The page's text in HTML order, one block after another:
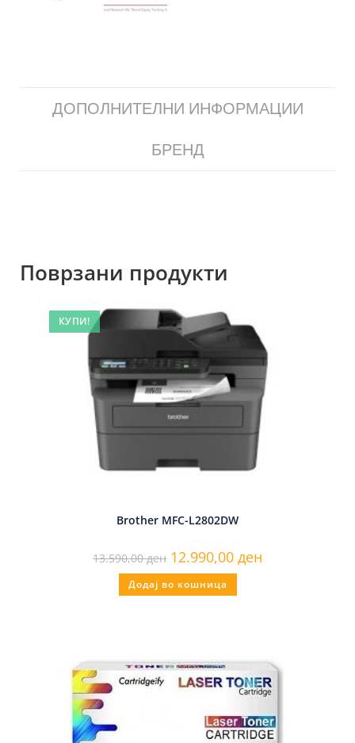
ДОПОЛНИТЕЛНИ ИНФОРМАЦИИ
БРЕНД
Поврзани продукти
КУПИ!
Brother MFC-L2802DW
13.590,00ден 12.990,00 ден
Додај во кошница